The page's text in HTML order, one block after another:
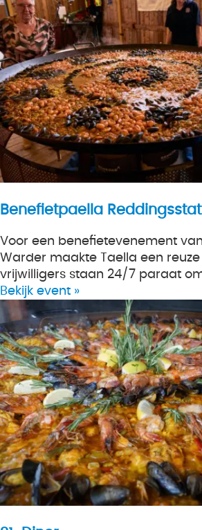
Benefietpaella
Voor een benefietevenement
Warder maakte Taella een reuze
vrijwilligers staan 24/7 paraat
Bekijk event »